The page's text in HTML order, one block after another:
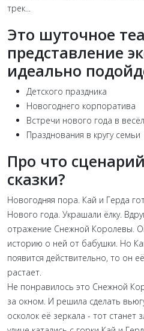
трек...
Это шуточное
представление
идеально
Детского праздника
Новогоднего корпоратива
Встречи нового года в
Празднования в кругу семьи
Про что
сказки?
Новогодняя пора. Кай и Герда
Нового года. Украшали ёлку.
отражение Снежной Королевы.
историю о ней от бабушки. Но
появится действительно, то он
растает.
Не понравилось это Снежной
за окном. И решила сделать
осколок её зеркала - тот